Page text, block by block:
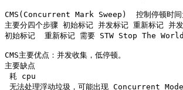
CMS(Concurrent Mark Sweep)  控制停顿时间
主要分四个步骤 初始标记 并发标记 重新标记 并
初始标记  重新标记 需要 STW Stop The World
CMS主要优点：并发收集，低停顿。
主要缺点
耗 cpu
无法处理浮动垃圾，可能出现 Concurrent